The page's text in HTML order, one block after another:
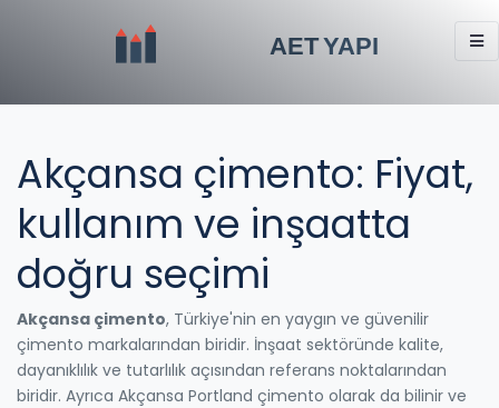
Akçansa çimento: Fiyat,
kullanım ve inşaatta
doğru seçimi
Akçansa çimento, Türkiye'nin en yaygın ve güvenilir
çimento markalarından biridir. İnşaat sektöründe kalite,
dayanıklılık ve tutarlılık açısından referans noktalarından
biridir. Ayrıca Akçansa Portland çimento olarak da bilinir ve